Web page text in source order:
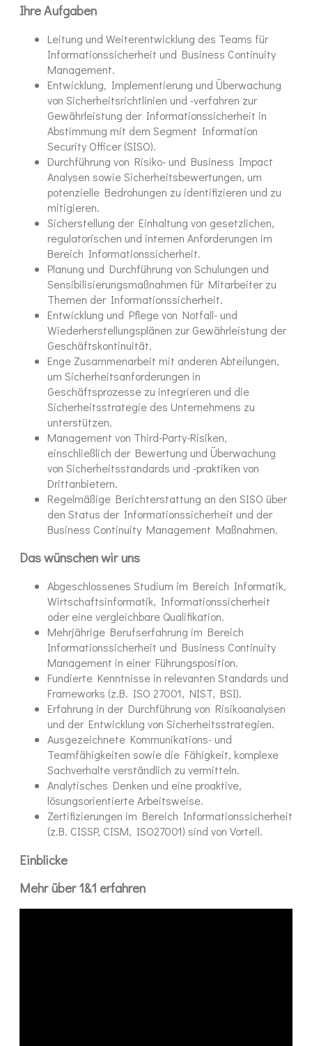
Ihre Aufgaben
Leitung und Weiterentwicklung des Teams für
Informationssicherheit und Business Continuity
Management.
Entwicklung, Implementierung und Überwachung
von Sicherheitsrichtlinien und -verfahren zur
Gewährleistung der Informationssicherheit in
Abstimmung mit dem Segment Information
Security Officer (SISO).
Durchführung von Risiko- und Business Impact
Analysen sowie Sicherheitsbewertungen, um
potenzielle Bedrohungen zu identifizieren und zu
mitigieren.
Sicherstellung der Einhaltung von gesetzlichen,
regulatorischen und internen Anforderungen im
Bereich Informationssicherheit.
Planung und Durchführung von Schulungen und
Sensibilisierungsmaßnahmen für Mitarbeiter zu
Themen der Informationssicherheit.
Entwicklung und Pflege von Notfall- und
Wiederherstellungsplänen zur Gewährleistung der
Geschäftskontinuität.
Enge Zusammenarbeit mit anderen Abteilungen,
um Sicherheitsanforderungen in
Geschäftsprozesse zu integrieren und die
Sicherheitsstrategie des Unternehmens zu
unterstützen.
Management von Third-Party-Risiken,
einschließlich der Bewertung und Überwachung
von Sicherheitsstandards und -praktiken von
Drittanbietern.
Regelmäßige Berichterstattung an den SISO über
den Status der Informationssicherheit und der
Business Continuity Management Maßnahmen.
Das wünschen wir uns
Abgeschlossenes Studium im Bereich Informatik,
Wirtschaftsinformatik, Informationssicherheit
oder eine vergleichbare Qualifikation.
Mehrjährige Berufserfahrung im Bereich
Informationssicherheit und Business Continuity
Management in einer Führungsposition.
Fundierte Kenntnisse in relevanten Standards und
Frameworks (z.B. ISO 27001, NIST, BSI).
Erfahrung in der Durchführung von Risikoanalysen
und der Entwicklung von Sicherheitsstrategien.
Ausgezeichnete Kommunikations- und
Teamfähigkeiten sowie die Fähigkeit, komplexe
Sachverhalte verständlich zu vermitteln.
Analytisches Denken und eine proaktive,
lösungsorientierte Arbeitsweise.
Zertifizierungen im Bereich Informationssicherheit
(z.B. CISSP, CISM, ISO27001) sind von Vorteil.
Einblicke
Mehr über 1&1 erfahren